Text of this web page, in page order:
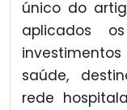
único do
aplicados
saúde,
rede